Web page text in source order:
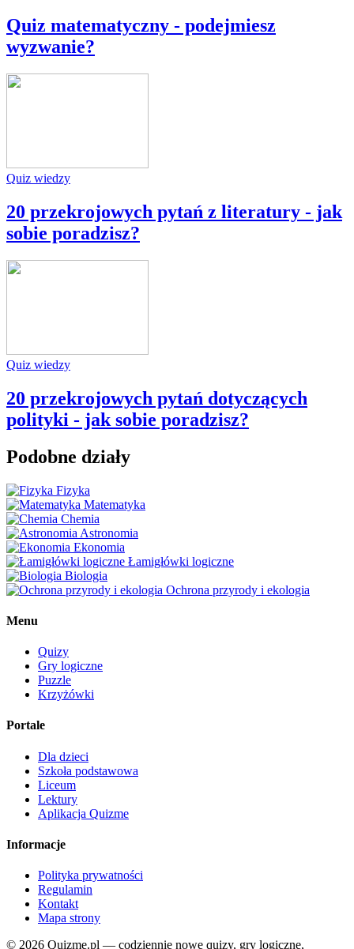
Quiz matematyczny - podejmiesz
wyzwanie?
Quiz wiedzy
20 przekrojowych pytań z literatury - jak
sobie poradzisz?
Quiz wiedzy
20 przekrojowych pytań dotyczących
polityki - jak sobie poradzisz?
Podobne działy
Fizyka
Matematyka
Chemia
Astronomia
Ekonomia
Łamigłówki logiczne
Biologia
Ochrona przyrody i ekologia
Menu
Quizy
Gry logiczne
Puzzle
Krzyżówki
Portale
Dla dzieci
Szkoła podstawowa
Liceum
Lektury
Aplikacja Quizme
Informacje
Polityka prywatności
Regulamin
Kontakt
Mapa strony
© 2026 Quizme.pl — codziennie nowe quizy, gry logiczne,